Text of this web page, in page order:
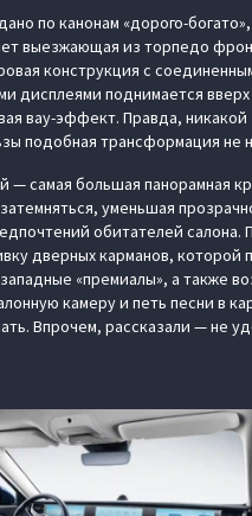
по канонам «дорого-
выезжающая из торпедо
конструкция с
дисплеями поднимается
вау-эффект. Правда, никакой
подобная трансформация не
— самая большая панорамная
уменьшая
обитателей салона.
дверных карманов, которой
«премиалы», а также
камеру и петь песни в
Впрочем, рассказали — не